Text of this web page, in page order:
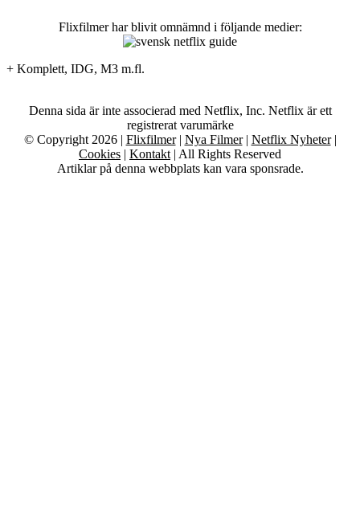
Flixfilmer har blivit omnämnd i följande medier:
+ Komplett, IDG, M3 m.fl.
Denna sida är inte associerad med Netflix, Inc. Netflix är ett
registrerat varumärke
© Copyright 2026 | Flixfilmer| Nya Filmer| Netflix Nyheter|
Cookies | Kontakt | All Rights Reserved
Artiklar på denna webbplats kan vara sponsrade.